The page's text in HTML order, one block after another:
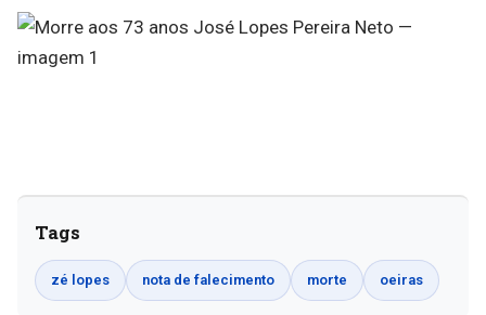
Tags
zé lopes nota de falecimento morte oeiras